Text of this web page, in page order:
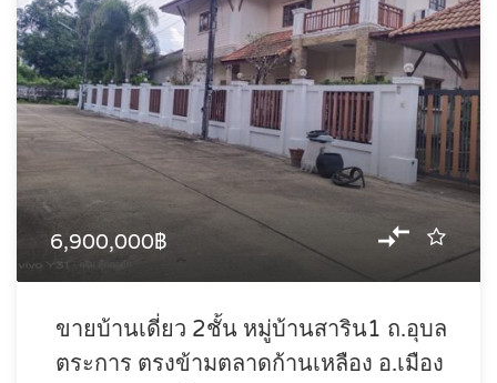
6,900,000฿
ขายบ้านเดี่ยว 2ชั้น หมู่บ้านสาริน1 ถ.อุบล
ตระการ ตรงข้ามตลาดก้านเหลือง อ.เมือง